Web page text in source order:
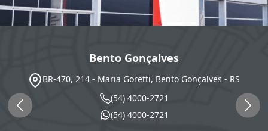
Bento Gonçalves
BR-470, 214 - Maria Goretti, Bento Gonçalves - RS
(54) 4000-2721
(54) 4000-2721